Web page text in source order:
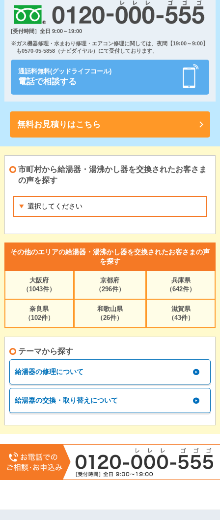
[受付時間］全日 9:00～19:00
※ガス機器修理・水まわり修理・エアコン修理に関しては、夜間【19:00～9:00】
も0570-05-5858（ナビダイヤル）にて受付しております。
通話料無料(グッドライフコール)
電話で相談する
無料お見積りはこちら
市町村から給湯器・湯沸かし器を交換されたお客さま
の声を探す
その他のエリアの給湯器・湯沸かし器を交換されたお客さまの声
を探す
大阪府
（1043件）
京都府
（296件）
兵庫県
（642件）
奈良県
（102件）
和歌山県
（26件）
滋賀県
（43件）
テーマから探す
給湯器の修理について
給湯器の交換・取り替えについて